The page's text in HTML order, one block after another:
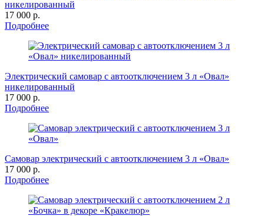
никелированный
17 000 р.
Подробнее
Электрический самовар с автоотключением 3 л «Овал»
никелированный
17 000 р.
Подробнее
Самовар электрический с автоотключением 3 л «Овал»
17 000 р.
Подробнее